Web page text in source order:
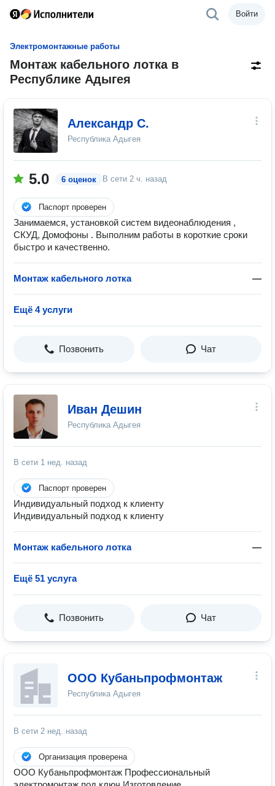
Войти
Электромонтажные работы
Монтаж кабельного лотка в
Республике Адыгея
Александр С.
Республика Адыгея
5.0 6 оценок В сети 2 ч. назад
Паспорт проверен
Занимаемся, установкой систем видеонаблюдения ,
СКУД, Домофоны . Выполним работы в короткие сроки
быстро и качественно.
Монтаж кабельного лотка —
Ещё 4 услуги
Позвонить Чат
Иван Дешин
Республика Адыгея
В сети 1 нед. назад
Паспорт проверен
Индивидуальный подход к клиенту
Индивидуальный подход к клиенту
Монтаж кабельного лотка —
Ещё 51 услуга
Позвонить Чат
ООО Кубаньпрофмонтаж
Республика Адыгея
В сети 2 нед. назад
Организация проверена
ООО Кубаньпрофмонтаж Профессиональный